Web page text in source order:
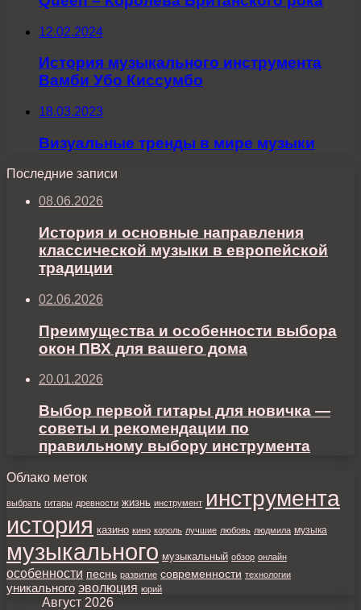
12.02.2024
История музыкального инструмента
Вамби Убо Киссумбо
18.03.2023
Визуальные тренды в мире музыки
Последние записи
08.06.2026
История и основные направления
классической музыки в европейской
традиции
02.06.2026
Преимущества и особенности выбора
окон ПВХ для вашего дома
20.01.2026
Выбор первой гитары для новичка —
советы и рекомендации по
правильному выбору инструмента
Облако меток
выбрать гитары древности жизнь инструмент инструмента
история казино кино король лучшие любовь людмила музыка
музыкального музыкальный обзор онлайн
особенности песнь развитие современности технологии
уникального эволюция юрий
Август 2026